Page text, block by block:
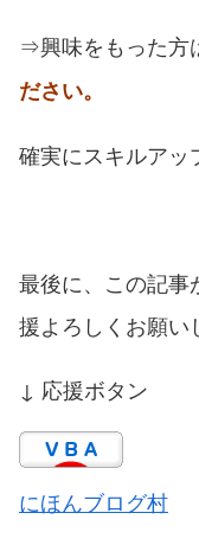
⇒興味をもった方
ださい。
確実にスキルアッ
最後に、この記事
援よろしくお願い
↓ 応援ボタン
にほんブログ村